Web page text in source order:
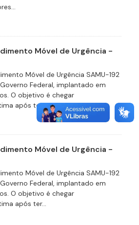
Móvel de Urgência -
Móvel de Urgência SAMU-192
Federal, implantado em
O objetivo é chegar
após ter...
Móvel de Urgência -
Móvel de Urgência SAMU-192
Federal, implantado em
O objetivo é chegar
após ter...